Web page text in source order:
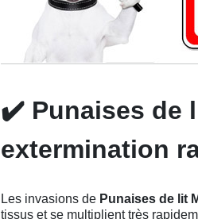
✔️ Punaises de
extermination
Les invasions de Punaises de lit
tissus et se multiplient très